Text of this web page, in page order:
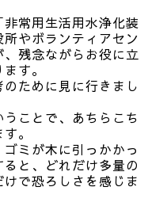
常用生活用水浄化装
やボランティアセン
残念ながらお役に立
す。
ために見に行きまし
ことで、あちらこち
。
ミが木に引っかかっ
と、どれだけ多量の
で恐ろしさを感じま